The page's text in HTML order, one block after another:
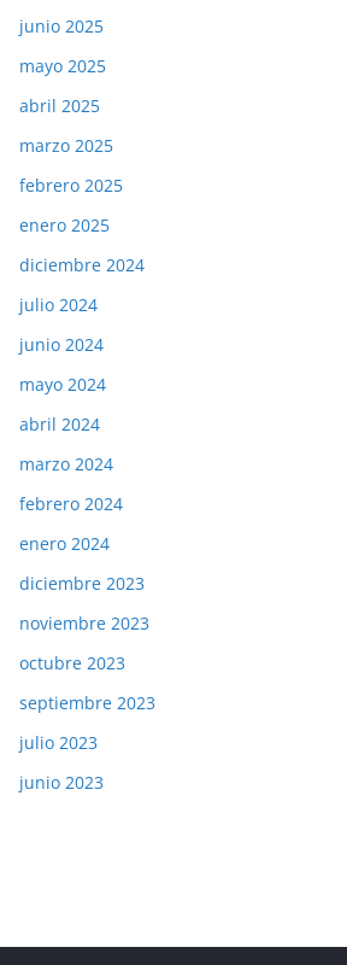
junio 2025
mayo 2025
abril 2025
marzo 2025
febrero 2025
enero 2025
diciembre 2024
julio 2024
junio 2024
mayo 2024
abril 2024
marzo 2024
febrero 2024
enero 2024
diciembre 2023
noviembre 2023
octubre 2023
septiembre 2023
julio 2023
junio 2023